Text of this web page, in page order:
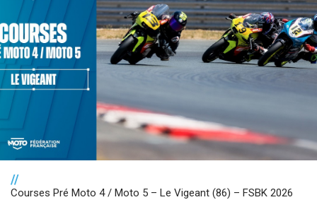
//
Courses Pré Moto 4 / Moto 5 – Le Vigeant (86) – FSBK 2026